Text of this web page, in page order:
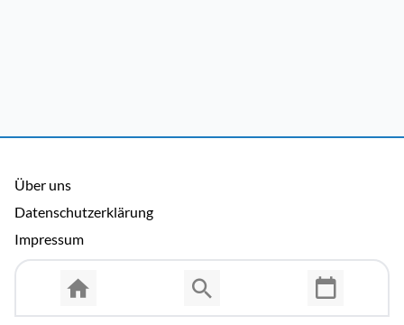
Über uns
Datenschutzerklärung
Impressum
Allgemeine Nutzungsbedingungen